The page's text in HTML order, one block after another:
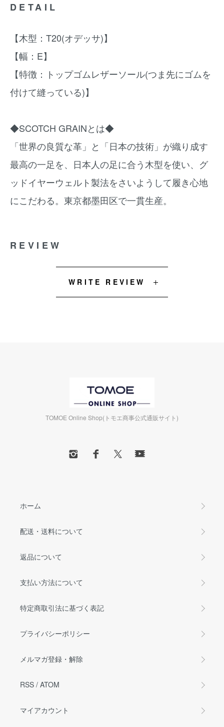
DETAIL
【木型：T20(オデッサ)】
【幅：E】
【特徴：トップゴムレザーソール(つま先にゴムを
付けて縫っている)】
◆SCOTCH GRAINとは◆
「世界の良質な革」と「日本の技術」が織り成す
最高の一足を、日本人の足に合う木型を使い、グ
ッドイヤーウェルト製法をさいようして履き心地
にこだわる。東京都墨田区で一貫生産。
REVIEW
WRITE REVIEW
TOMOE Online Shop(トモエ商事公式通販サイト)
ホーム
配送・送料について
返品について
支払い方法について
特定商取引法に基づく表記
プライバシーポリシー
メルマガ登録・解除
RSS / ATOM
マイアカウント